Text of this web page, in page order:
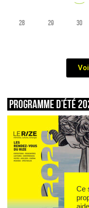
28 29 30
Programme d’été
Ce